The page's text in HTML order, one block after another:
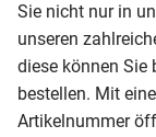
Sie nicht nur in
unseren
diese können Sie
bestellen. Mit
Artikelnummer